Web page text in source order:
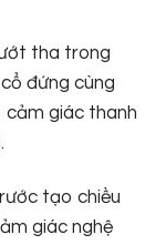
tha trong
đứng cùng
cảm giác thanh
tạo chiều
giác nghệ